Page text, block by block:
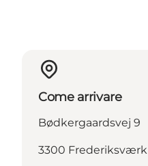
Come arrivare
Bødkergaardsvej 9
3300 Frederiksværk